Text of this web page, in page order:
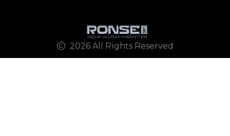
2026 All Rights Reserved